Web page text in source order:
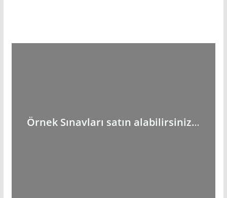
Örnek Sınavları satın alabilirsiniz...